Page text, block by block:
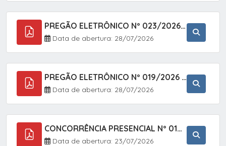
PREGÃO ELETRÔNICO Nº 023/2026 - AQUISIÇÃO DE ENXOVAL INFANTIL, EM ATENDIMENTO À SECRETARIA MUNICIPAL DE EDUCAÇÃO, ATRAVÉS DO SISTEMA DE REGISTRO DE PREÇOS (SRP).
Data de abertura: 28/07/2026
PREGÃO ELETRÔNICO Nº 019/2026 - CONTRATAÇÃO DE EMPRESA ESPECIALIZADA PARA A PRESTAÇÃO DE SERVIÇOS VETERINÁRIOS CLÍNICOS E CIRÚRGICOS, COM FOCO EM AÇÕES DE SAÚDE PÚBLICA, BEM-ESTAR ANIMAL E CONTROLE POPULACIONAL ÉTICO DE CÃES E GATOS, EM ATENDIMENTO À
Data de abertura: 28/07/2026
CONCORRÊNCIA PRESENCIAL Nº 018/2026 - PAVIMENTAÇÃO ASFÁLTICA NO BAIRRO VOTUPOCA ? ESTRADA DA RAPOSA, NO MUNICÍPIO DE SETE BARRAS/SP
Data de abertura: 23/07/2026